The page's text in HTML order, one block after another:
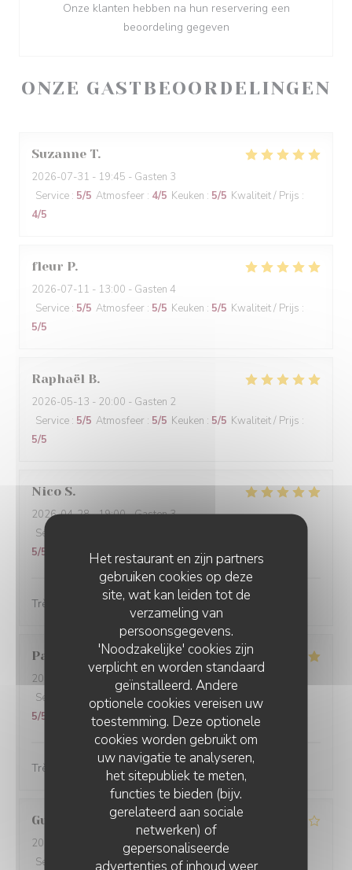
Het restaurant en zijn partners
gebruiken cookies op deze
site, wat kan leiden tot de
verzameling van
persoonsgegevens.
'Noodzakelijke' cookies zijn
verplicht en worden standaard
geïnstalleerd. Andere
optionele cookies vereisen uw
toestemming. Deze optionele
cookies worden gebruikt om
uw navigatie te analyseren,
het sitepubliek te meten,
functies te bieden (bijv.
gerelateerd aan sociale
netwerken) of
gepersonaliseerde
advertenties of inhoud weer
ONZE GASTBEOORDELINGEN
Suzanne T
2026-07-31 - 19:45 - Gasten 3
Service : 5/5 Atmosfeer : 4/5 Keuken : 5/5 Kwaliteit / Prijs :
4/5
fleur P
2026-07-11 - 13:00 - Gasten 4
Service : 5/5 Atmosfeer : 5/5 Keuken : 5/5 Kwaliteit / Prijs :
5/5
Raphaël B
2026-05-13 - 20:00 - Gasten 2
Service : 5/5 Atmosfeer : 5/5 Keuken : 5/5 Kwaliteit / Prijs :
5/5
Nico S
2026-04-28- 19:00 - Gasten 3
Service
5/5
Très bien
Patricia
2026-04-25
- 19:00 - Gasten 2
Service
/5 Atmosfeer :5/5 Keuken: 5/5 Kwaliteit / Prijs
5/5
Très bien pas cher les serveurs très gentils et efficaces
Guy
2026-03-14
- 20:00 - Gasten 4
Service
Atmosfeer: 4/5 Keuken:5/5 Kwaliteit / Prijs
Onze klanten hebben na hun reservering een
beoordeling gegeven
PICCOLO MONDO